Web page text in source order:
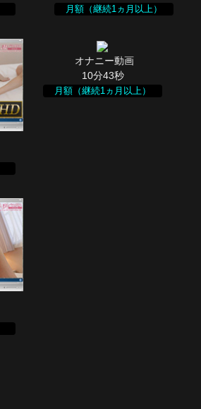
月額（継続1ヵ月以上）
10分43秒
月額（継続1ヵ月以上）